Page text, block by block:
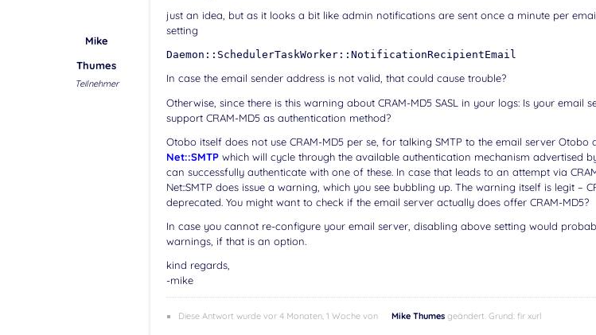
Mike
Thumes
Teilnehmer
just an idea, but as it looks a bit like admin notifications are sent once a minute per
setting
Daemon::SchedulerTaskWorker::NotificationRecipientEmail
In case the email sender address is not valid, that could cause trouble?
Otherwise, since there is this warning about CRAM-MD5 SASL in your logs: Is your email
support CRAM-MD5 as authentication method?
Otobo itself does not use CRAM-MD5 per se, for talking SMTP to the email server Otobo
Net::SMTPwhich will cycle through the available authentication mechanism advertised
can successfully authenticate with one of these. In case that leads to an attempt via
Net::SMTP does issue a warning, which you see bubbling up. The warning itself is legit –
deprecated. You might want to check if the email server actually does offer CRAM-MD5?
In case you cannot re-configure your email server, disabling above setting would
warnings, if that is an option.
kind regards,
-mike
Diese Antwort wurde vor 4 Monaten, 1 Woche von Mike Thumesgeändert. Grund: fir xurl